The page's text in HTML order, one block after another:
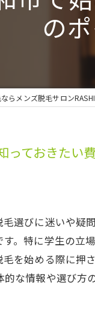
スタイリング
厚生でお得にメンズ脱
の
らメンズ脱毛サロン
ておきたい
選びに迷いや
。特に学生の
を始める際に
な情報や選び方